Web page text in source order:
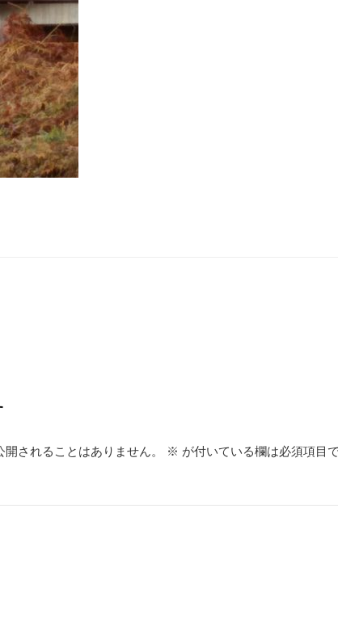
開されることはありません。 ※ が付いている欄は必須項目